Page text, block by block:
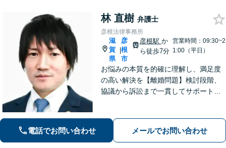
林 直樹 弁護士
彦根法律事務所
滋
賀
県
|
彦
根
市
彦根駅 か
ら徒歩7分
営業時間：09:30~2
1:00（平日）
お悩みの本質を的確に理解し、満足度
の高い解決を【離婚問題】検討段階、
協議から訴訟まで一貫してサポート
求など幅広く対応【オンライン面談】
【彦根駅7分】
電話でお問い合わせ メールでお問い合わせ